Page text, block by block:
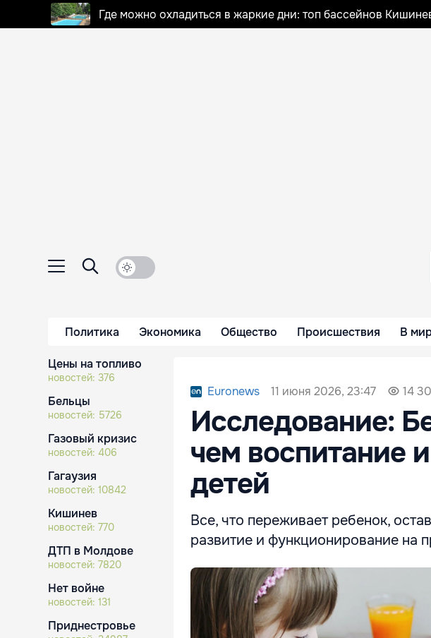
Где можно охладиться в жаркие дни: топ бассейнов
Политика Экономика Общество Происшествия В
Цены на топливо
новостей: 376
Бельцы
новостей: 5726
Газовый кризис
новостей: 406
Гагаузия
новостей: 10842
Кишинев
новостей: 770
ДТП в Молдове
новостей: 7820
Нет войне
новостей: 131
Приднестровье
Euronews 11 июня 2026, 23:47 14
Исследование:
чем воспитание
детей
Все, что переживает ребенок,
развитие и функционирование на